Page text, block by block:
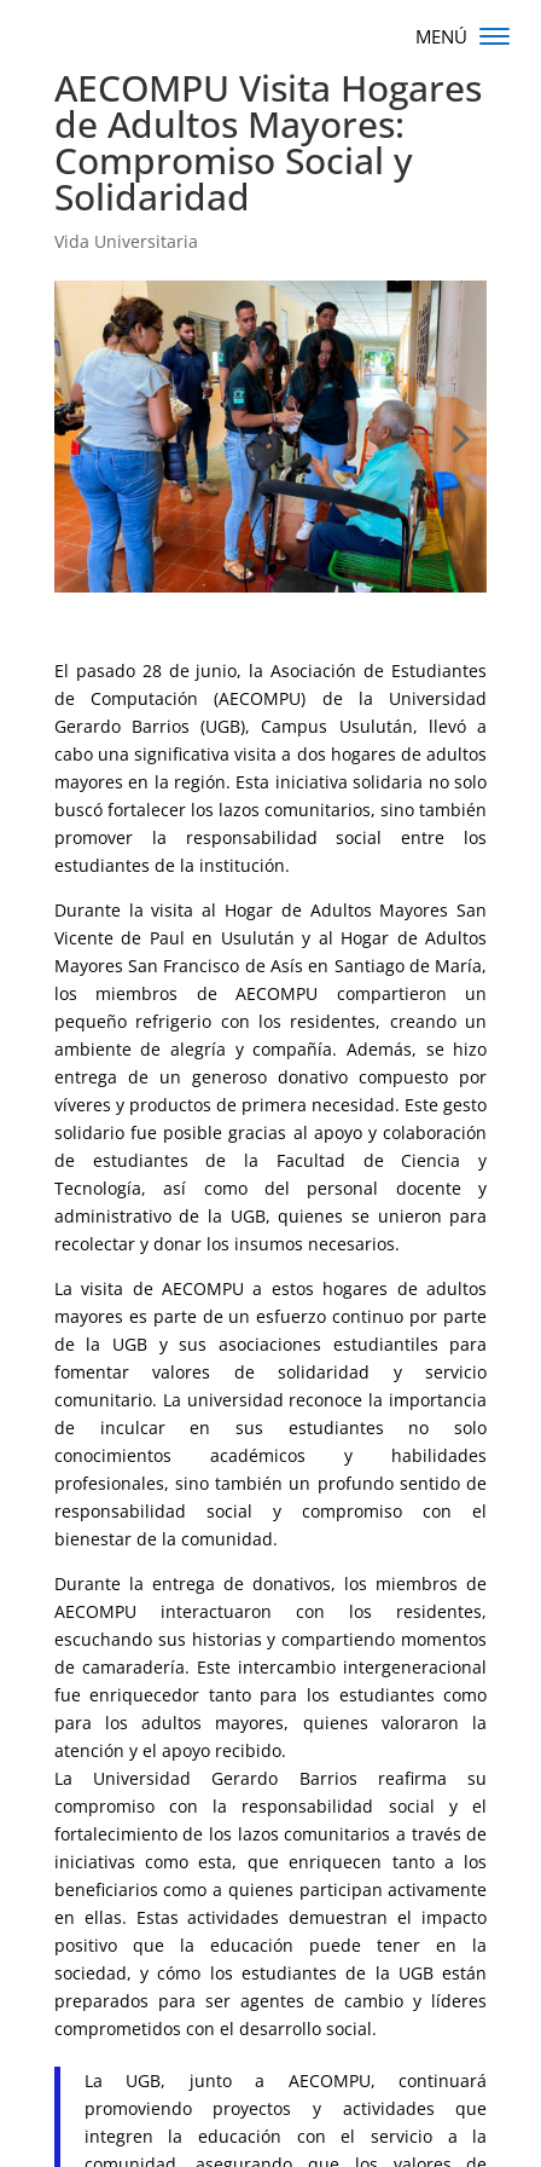
AECOMPU Visita Hogares
de Adultos Mayores:
Compromiso Social y
Solidaridad
Vida Universitaria
El pasado 28 de junio, la Asociación de Estudiantes
de Computación (AECOMPU) de la Universidad
Gerardo Barrios (UGB), Campus Usulután, llevó a
cabo una significativa visita a dos hogares de adultos
mayores en la región. Esta iniciativa solidaria no solo
buscó fortalecer los lazos comunitarios, sino también
promover la responsabilidad social entre los
estudiantes de la institución.
Durante la visita al Hogar de Adultos Mayores San
Vicente de Paul en Usulután y al Hogar de Adultos
Mayores San Francisco de Asís en Santiago de María,
los miembros de AECOMPU compartieron un
pequeño refrigerio con los residentes, creando un
ambiente de alegría y compañía. Además, se hizo
entrega de un generoso donativo compuesto por
víveres y productos de primera necesidad. Este gesto
solidario fue posible gracias al apoyo y colaboración
de estudiantes de la Facultad de Ciencia y
Tecnología, así como del personal docente y
administrativo de la UGB, quienes se unieron para
recolectar y donar los insumos necesarios.
La visita de AECOMPU a estos hogares de adultos
mayores es parte de un esfuerzo continuo por parte
de la UGB y sus asociaciones estudiantiles para
fomentar valores de solidaridad y servicio
comunitario. La universidad reconoce la importancia
de inculcar en sus estudiantes no solo
conocimientos académicos y habilidades
profesionales, sino también un profundo sentido de
responsabilidad social y compromiso con el
bienestar de la comunidad.
Durante la entrega de donativos, los miembros de
AECOMPU interactuaron con los residentes,
escuchando sus historias y compartiendo momentos
de camaradería. Este intercambio intergeneracional
fue enriquecedor tanto para los estudiantes como
para los adultos mayores, quienes valoraron la
atención y el apoyo recibido.
La Universidad Gerardo Barrios reafirma su
compromiso con la responsabilidad social y el
fortalecimiento de los lazos comunitarios a través de
iniciativas como esta, que enriquecen tanto a los
beneficiarios como a quienes participan activamente
en ellas. Estas actividades demuestran el impacto
positivo que la educación puede tener en la
sociedad, y cómo los estudiantes de la UGB están
preparados para ser agentes de cambio y líderes
comprometidos con el desarrollo social.
La UGB, junto a AECOMPU, continuará
promoviendo proyectos y actividades que
integren la educación con el servicio a la